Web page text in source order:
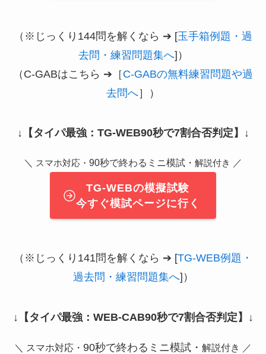
（※じっくり144問を解くなら ➔ [玉手箱例題・過
去問・練習問題集へ]）
（C-GABはこちら ➔［C-GABの無料練習問題や過
去問へ］）
↓ 【タイパ最強：TG-WEB90秒で7割合否判定】 ↓
＼ スマホ対応・ 90秒で終わるミニ模試・ 解説付き ／
TG-WEBの模擬試験
今すぐ模試ページに行く
（※じっくり141問を解くなら ➔ [TG-WEB例題・
過去問・練習問題集へ]）
↓ 【タイパ最強：WEB-CAB90秒で7割合否判定】 ↓
＼ スマホ対応・ 90秒で終わるミニ模試・ 解説付き ／